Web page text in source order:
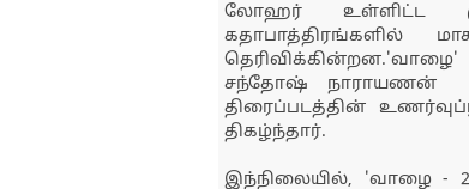
லோஹர் உள்ளிட்ட
கதாபாத்திரங்களில்
சந்தோஷ் நாராயணன்
திரைப்படத்தின்
திகழ்ந்தார்.
இந்நிலையில், 'வாழை -